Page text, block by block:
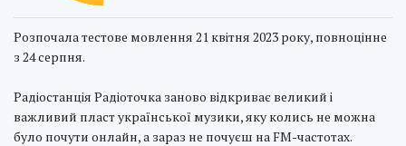
Розпочала тестове мовлення 21 квітня 2023 року, повноцінне
з 24 серпня.
Радіостанція Радіоточка заново відкриває великий і
важливий пласт української музики, яку колись не можна
було почути онлайн, а зараз не почуєш на FM-частотах.